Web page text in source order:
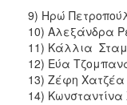
9) Ηρώ
10) Αλεξάνδρα
11) Κάλλια
12) Εύα
13) Ζέφη Χατζέα
14)